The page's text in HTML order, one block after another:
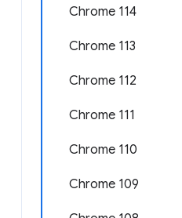
Chrome 114
Chrome 113
Chrome 112
Chrome 111
Chrome 110
Chrome 109